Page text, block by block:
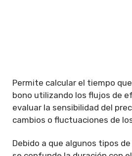
Permite calcular el tiempo
bono utilizando los flujos de
evaluar la sensibilidad del
cambios o fluctuaciones de
Debido a que algunos tipos